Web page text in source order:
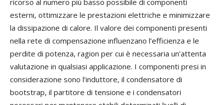
ricorso al numero più basso possibile di componenti
esterni, ottimizzare le prestazioni elettriche e minimizzare
la dissipazione di calore. Il valore dei componenti presenti
nella rete di compensazione influenzano l’efficienza e le
perdite di potenza, ragion per cui è necessaria un’attenta
valutazione in qualsiasi applicazione. I componenti presi in
considerazione sono l’induttore, il condensatore di
bootstrap, il partitore di tensione e i condensatori